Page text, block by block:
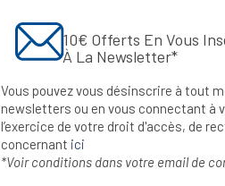
10€ Offerts En Vous
À La Newsletter*
Vous pouvez vous désinscrire à tout
newsletters ou en vous connectant à
l’exercice de votre droit d'accès, de
concernant ici
*Voir conditions dans votre email de